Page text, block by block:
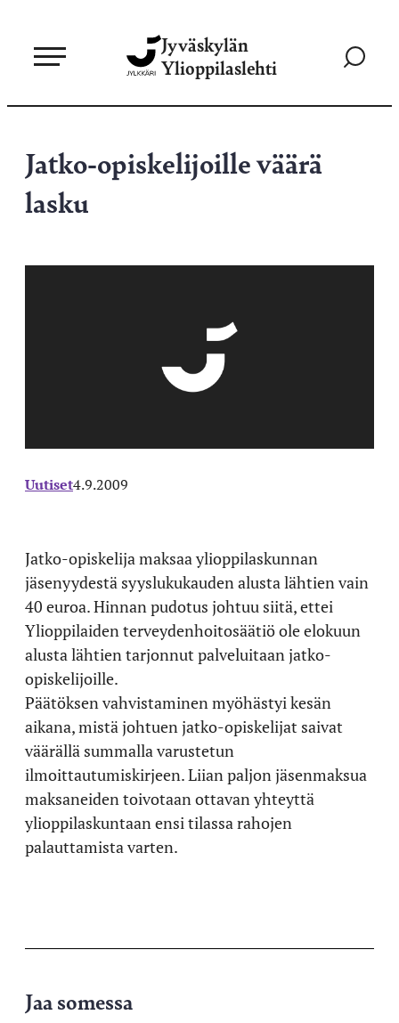
sisältöön
Jyväskylän
Ylioppilaslehti
Siirry
Jatko-opiskelijoille väärä
lasku
Uutiset4.9.2009
Jatko-opiskelija maksaa ylioppilaskunnan
jäsenyydestä syyslukukauden alusta lähtien vain
40 euroa. Hinnan pudotus johtuu siitä, ettei
Ylioppilaiden terveydenhoitosäätiö ole elokuun
alusta lähtien tarjonnut palveluitaan jatko-
opiskelijoille.
Päätöksen vahvistaminen myöhästyi kesän
aikana, mistä johtuen jatko-opiskelijat saivat
väärällä summalla varustetun
ilmoittautumiskirjeen. Liian paljon jäsenmaksua
maksaneiden toivotaan ottavan yhteyttä
ylioppilaskuntaan ensi tilassa rahojen
palauttamista varten.
Jaa somessa